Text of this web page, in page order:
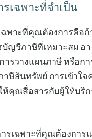
รเฉพาะที่จำเป็น
ฉพาะที่คุณต้องการคือก้
บัญชีภาษีที่เหมาะสม อ
รวางแผนภาษี หรือกา
าษีสินทรัพย์ การเข้าใจ
ห้คุณสื่อสารกับผู้ให้บริ
รเฉพาะที่คุณต้องการ